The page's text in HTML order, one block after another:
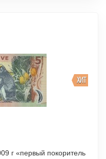
ХИТ
г «первый покоритель